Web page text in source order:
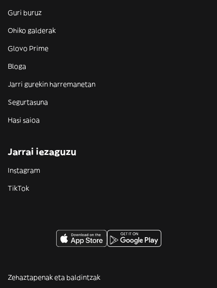
Guri buruz
Ohiko galderak
Glovo Prime
Bloga
Jarri gurekin harremanetan
Segurtasuna
Hasi saioa
Jarrai iezaguzu
Instagram
TikTok
Zehaztapenak eta baldintzak